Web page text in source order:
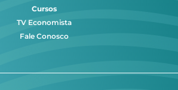
Cursos
TV Economista
Fale Conosco